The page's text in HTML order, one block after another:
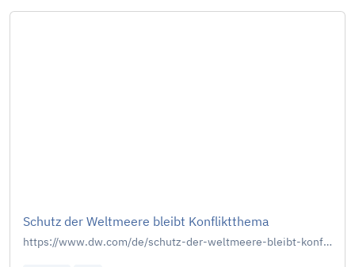
Schutz der Weltmeere bleibt Konfliktthema
https://www.dw.com/de/schutz-der-weltmeere-bleibt-konfliktthema/a-62950116